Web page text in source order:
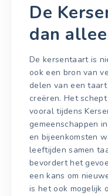
De
dan
De kersentaart is
ook een bron van
delen van een
creëren. Het
vooral tijdens
gemeenschappen
en bijeenkomsten
leeftijden samen
bevordert het
een kans om
is het ook mogelijk